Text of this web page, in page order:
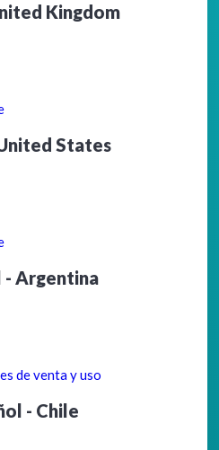
Kingdom
States
- Argentina
de venta y uso
- Chile